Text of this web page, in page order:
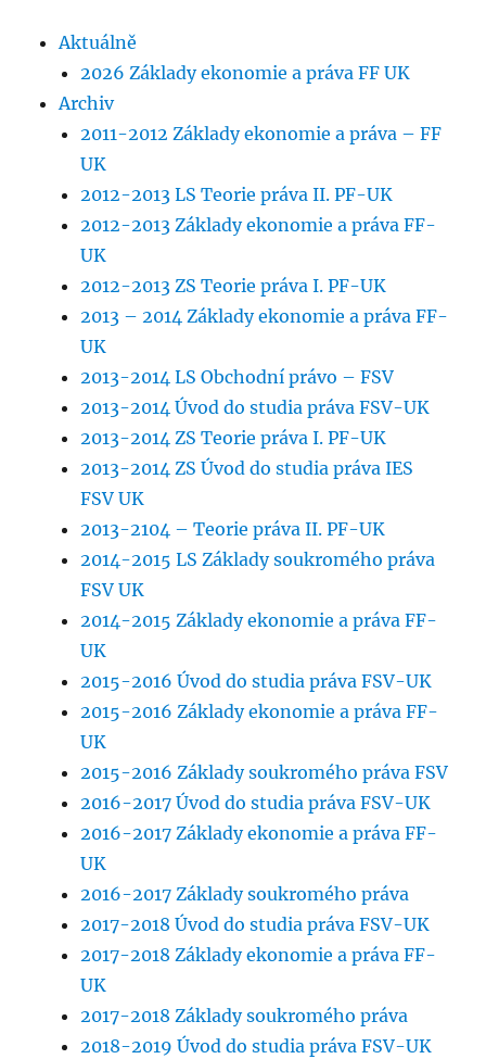
Aktuálně
2026 Základy ekonomie a práva FF UK
Archiv
2011-2012 Základy ekonomie a práva – FF
UK
2012-2013 LS Teorie práva II. PF-UK
2012-2013 Základy ekonomie a práva FF-
UK
2012-2013 ZS Teorie práva I. PF-UK
2013 – 2014 Základy ekonomie a práva FF-
UK
2013-2014 LS Obchodní právo – FSV
2013-2014 Úvod do studia práva FSV-UK
2013-2014 ZS Teorie práva I. PF-UK
2013-2014 ZS Úvod do studia práva IES
FSV UK
2013-2104 – Teorie práva II. PF-UK
2014-2015 LS Základy soukromého práva
FSV UK
2014-2015 Základy ekonomie a práva FF-
UK
2015-2016 Úvod do studia práva FSV-UK
2015-2016 Základy ekonomie a práva FF-
UK
2015-2016 Základy soukromého práva FSV
2016-2017 Úvod do studia práva FSV-UK
2016-2017 Základy ekonomie a práva FF-
UK
2016-2017 Základy soukromého práva
2017-2018 Úvod do studia práva FSV-UK
2017-2018 Základy ekonomie a práva FF-
UK
2017-2018 Základy soukromého práva
2018-2019 Úvod do studia práva FSV-UK